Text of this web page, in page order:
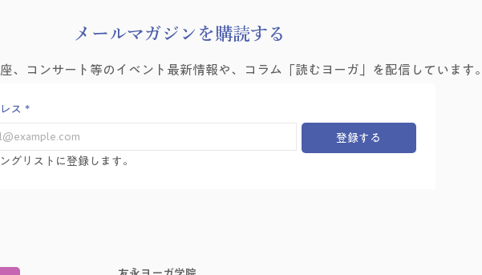
困難の乗り越え方」を学ぶ会
​メールマガジンを購読する
、コンサート等のイベント最新情報や、コラム「読むヨーガ」を配信しています。
ス *
登録する
グリストに登録します。